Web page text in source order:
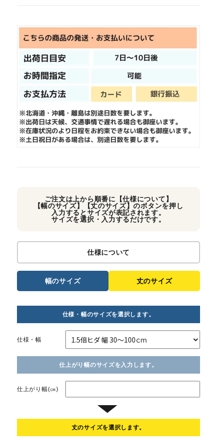
ご注文は上から順番に【仕様について】
【幅のサイズ】【丈のサイズ】のボタンを押し
入力するとサイズが表記されます。
サイズを選択・入力するだけです。
仕様について
幅のサイズ 丈のサイズ
仕様・幅のサイズを選択します。
仕様・幅
仕上がり幅のサイズを入力します。
仕上がり幅(㎝)
▼
丈のサイズを選択します。